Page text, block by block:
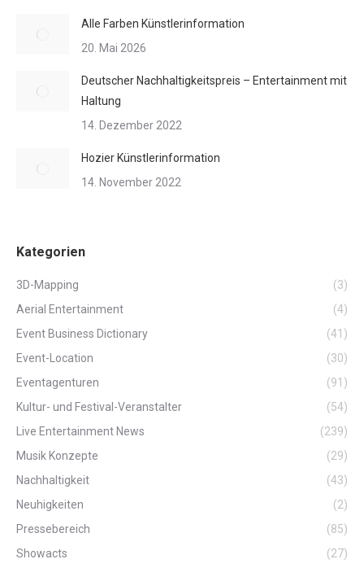
Alle Farben Künstlerinformation
20. Mai 2026
Deutscher Nachhaltigkeitspreis – Entertainment mit
Haltung
14. Dezember 2022
Hozier Künstlerinformation
14. November 2022
Kategorien
3D-Mapping
(3)
Aerial Entertainment
(4)
Event Business Dictionary
(41)
Event-Location
(30)
Eventagenturen
(91)
Kultur- und Festival-Veranstalter
(54)
Live Entertainment News
(239)
Musik Konzepte
(29)
Nachhaltigkeit
(43)
Neuhigkeiten
(2)
Pressebereich
(85)
Showacts
(27)